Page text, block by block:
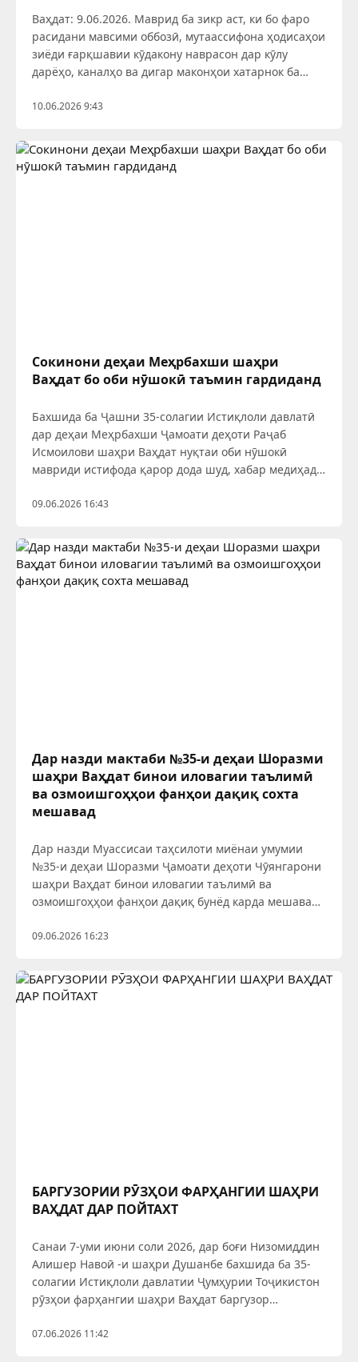
Ваҳдат: 9.06.2026. Маврид ба зикр аст, ки бо фаро
расидани мавсими оббозӣ, мутаассифона ҳодисаҳои
зиёди ғарқшавии кӯдакону наврасон дар кӯлу
дарёҳо, каналҳо ва дигар маконҳои хатарнок ба
нохуш дар натиҷаи беэҳтиётӣ, риоя нагардидани
10.06.2026 9:43
Сокинони деҳаи Меҳрбахши шаҳри
Ваҳдат бо оби нӯшокӣ таъмин гардиданд
Бахшида ба Ҷашни 35-солагии Истиқлоли давлатӣ
дар деҳаи Меҳрбахши Ҷамоати деҳоти Раҷаб
Исмоилови шаҳри Ваҳдат нуқтаи оби нӯшокӣ
мавриди истифода қарор дода шуд, хабар медиҳад
Маҳмуд.
09.06.2026 16:43
Дар назди мактаби №35-и деҳаи Шоразми
шаҳри Ваҳдат бинои иловагии таълимӣ
ва озмоишгоҳҳои фанҳои дақиқ сохта
мешавад
Дар назди Муассисаи таҳсилоти миёнаи умумии
№35-и деҳаи Шоразми Ҷамоати деҳоти Чӯянгарони
шаҳри Ваҳдат бинои иловагии таълимӣ ва
озмоишгоҳҳои фанҳои дақиқ бунёд карда мешавад.
иҷроияи ҳокимияти давлатии шаҳри Ваҳдат хабар
09.06.2026 16:23
БАРГУЗОРИИ РӮЗҲОИ ФАРҲАНГИИ ШАҲРИ
ВАҲДАТ ДАР ПОЙТАХТ
Санаи 7-уми июни соли 2026, дар боғи Низомиддин
Алишер Навоӣ -и шаҳри Душанбе бахшида ба 35-
солагии Истиқлоли давлатии Ҷумҳурии Тоҷикистон
рӯзҳои фарҳангии шаҳри Ваҳдат баргузор
07.06.2026 11:42